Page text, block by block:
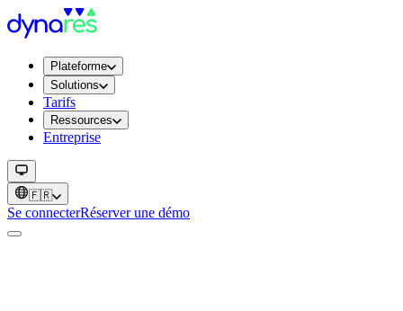
Plateforme
Solutions
Tarifs
Ressources
Entreprise
🇫🇷
Se connecterRéserver une démo